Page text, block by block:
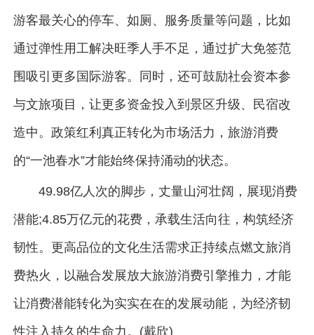
游客最关心的停车、如厕、服务质量等问题，比如
通过弹性用工解决旺季人手不足，通过扩大免签范
围吸引更多国际游客。同时，还可鼓励社会资本参
与文旅项目，让更多资金投入到景区升级、民宿改
造中。政策红利真正转化为市场活力，旅游消费
的“一池春水”才能始终保持涌动的状态。
49.98亿人次的脚步，丈量山河壮阔，展现消费
潜能;4.85万亿元的花费，承载生活向往，构筑经济
韧性。更高品位的文化生活需求正持续点燃文旅消
费热火，以融合发展放大旅游消费引擎推力，才能
让消费潜能转化为实实在在的发展动能，为经济韧
性注入持久的生命力。(戴欣)